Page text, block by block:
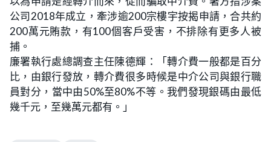
公司2018年成立，牽涉逾200宗樓宇按揭申請，合共約
200萬元賄款，有100個客戶受害，不排除有更多人被
捕。
廉署執行處總調查主任陳德輝：「轉介費一般都是百分
比，由銀行發放，轉介費很多時候是中介公司與銀行職
員對分，當中由50%至80%不等。我們發現銀碼由最低
幾千元，至幾萬元都有。」